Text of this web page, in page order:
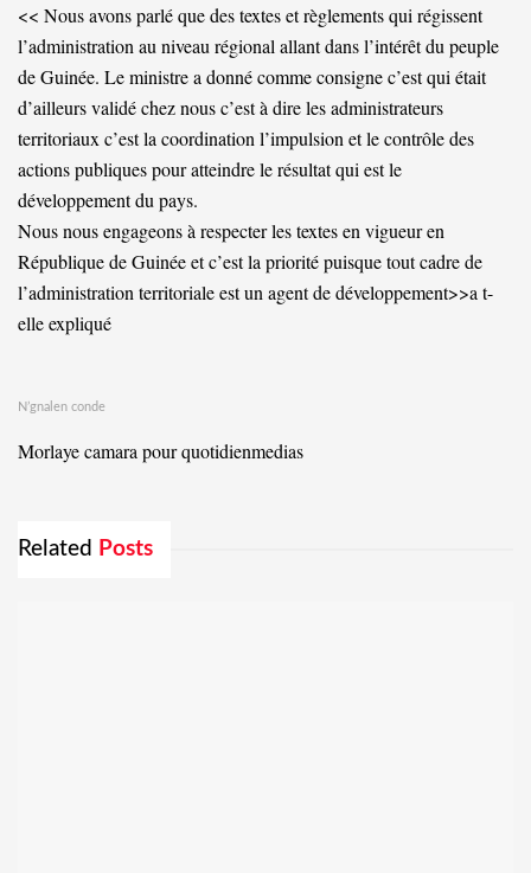
<< Nous avons parlé que des textes et règlements qui régissent
l’administration au niveau régional allant dans l’intérêt du peuple
de Guinée. Le ministre a donné comme consigne c’est qui était
d’ailleurs validé chez nous c’est à dire les administrateurs
territoriaux c’est la coordination l’impulsion et le contrôle des
actions publiques pour atteindre le résultat qui est le
développement du pays.
Nous nous engageons à respecter les textes en vigueur en
République de Guinée et c’est la priorité puisque tout cadre de
l’administration territoriale est un agent de développement>>a t-
elle expliqué
N’gnalen conde
Morlaye camara pour quotidienmedias
Related Posts